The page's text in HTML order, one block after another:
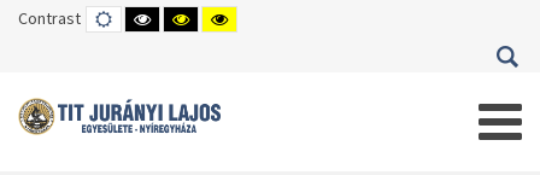
Contrast DEFAULT
MODE
HIGH
CONTRAST
HIGH
CONTRAST
HIGH
CONTRAST